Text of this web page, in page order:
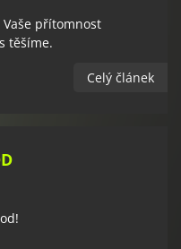
přítomnost
těšíme.
Celý článek